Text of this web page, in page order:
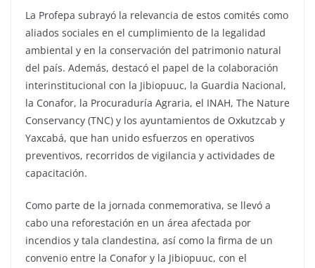
La Profepa subrayó la relevancia de estos comités como
aliados sociales en el cumplimiento de la legalidad
ambiental y en la conservación del patrimonio natural
del país. Además, destacó el papel de la colaboración
interinstitucional con la Jibiopuuc, la Guardia Nacional,
la Conafor, la Procuraduría Agraria, el INAH, The Nature
Conservancy (TNC) y los ayuntamientos de Oxkutzcab y
Yaxcabá, que han unido esfuerzos en operativos
preventivos, recorridos de vigilancia y actividades de
capacitación.
Como parte de la jornada conmemorativa, se llevó a
cabo una reforestación en un área afectada por
incendios y tala clandestina, así como la firma de un
convenio entre la Conafor y la Jibiopuuc, con el